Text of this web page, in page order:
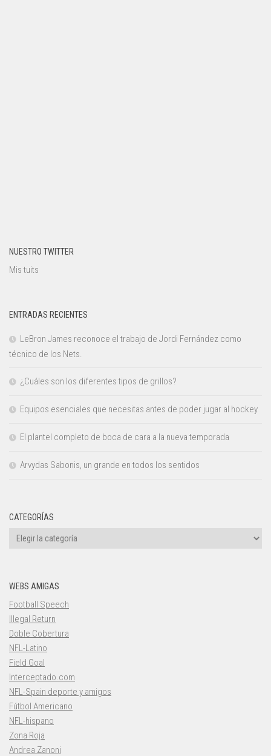
NUESTRO TWITTER
Mis tuits
ENTRADAS RECIENTES
LeBron James reconoce el trabajo de Jordi Fernández como
técnico de los Nets.
¿Cuáles son los diferentes tipos de grillos?
Equipos esenciales que necesitas antes de poder jugar al hockey
El plantel completo de boca de cara a la nueva temporada
Arvydas Sabonis, un grande en todos los sentidos
CATEGORÍAS
Categorías
WEBS AMIGAS
Football Speech
Illegal Return
Doble Cobertura
NFL-Latino
Field Goal
Interceptado.com
NFL-Spain deporte y amigos
Fútbol Americano
NFL-hispano
Zona Roja
Andrea Zanoni